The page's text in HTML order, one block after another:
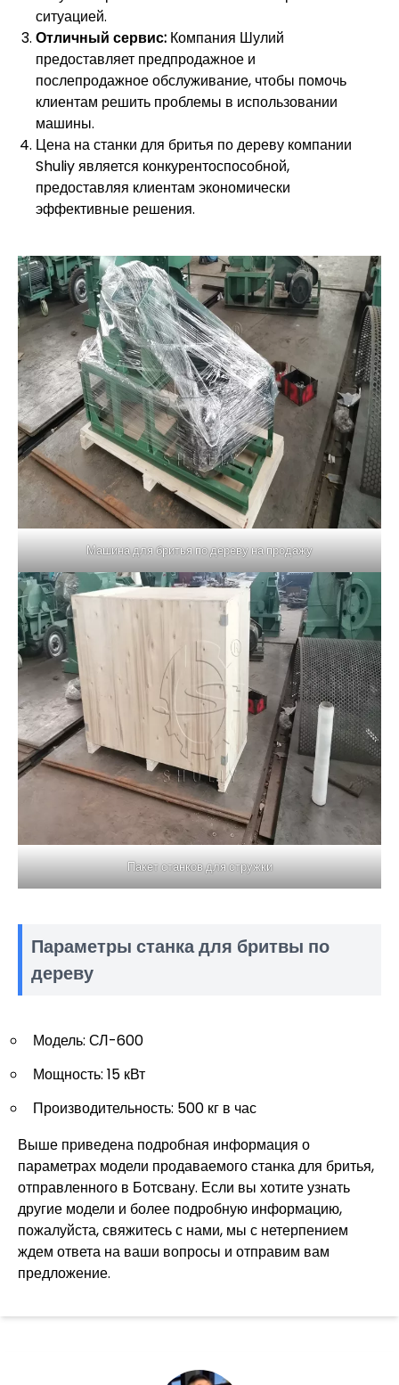
ситуацией.
Отличный сервис: Компания Шулий
предоставляет предпродажное и
послепродажное обслуживание, чтобы помочь
клиентам решить проблемы в использовании
машины.
Цена на станки для бритья по дереву компании
Shuliy является конкурентоспособной,
предоставляя клиентам экономически
эффективные решения.
Машина для бритья по дереву на продажу
Пакет станков для стружки
Параметры станка для бритвы по
дереву
Модель: СЛ-600
Мощность: 15 кВт
Производительность: 500 кг в час
Выше приведена подробная информация о
параметрах модели продаваемого станка для бритья,
отправленного в Ботсвану. Если вы хотите узнать
другие модели и более подробную информацию,
пожалуйста, свяжитесь с нами, мы с нетерпением
ждем ответа на ваши вопросы и отправим вам
предложение.